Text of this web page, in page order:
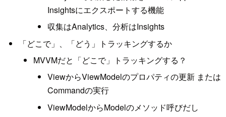
Insightsにエクスポートする機能
収集はAnalytics、分析はInsights
「どこで」、「どう」トラッキングするか
MVVMだと「どこで」トラッキングする？
ViewからViewModelのプロパティの更新 または
Commandの実行
ViewModelからModelのメソッド呼びだし